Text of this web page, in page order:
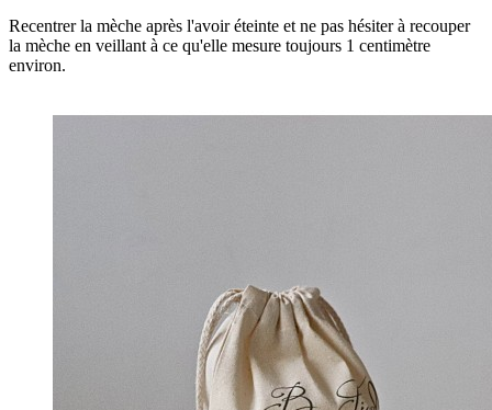
Recentrer la mèche après l'avoir éteinte et ne pas hésiter à recouper
la mèche en veillant à ce qu'elle mesure toujours 1 centimètre
environ.